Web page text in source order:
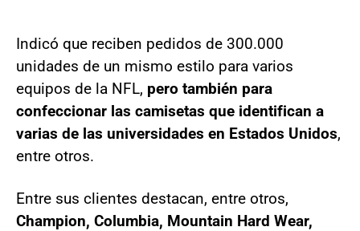
Indicó que reciben pedidos de 300.000
unidades de un mismo estilo para varios
equipos de la NFL, pero también para
confeccionar las camisetas que identifican a
varias de las universidades en Estados Unidos,
entre otros.
Entre sus clientes destacan, entre otros,
Champion, Columbia, Mountain Hard Wear,